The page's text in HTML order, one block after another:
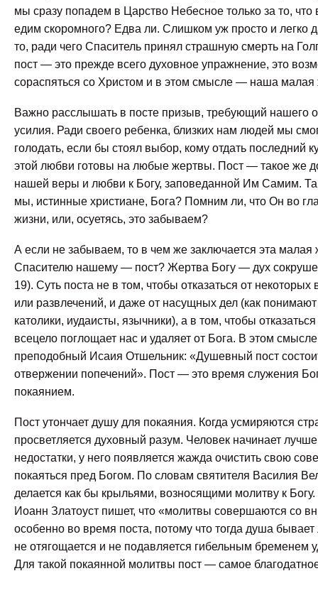
мы сразу попадем в Царство Небесное только за то,
едим скоромного? Едва ли. Слишком уж просто и легко
то, ради чего Спаситель принял страшную смерть на
пост — это прежде всего духовное упражнение, это
сораспяться со Христом и в этом смысле — наша малая
Важно расслышать в посте призыв, требующий нашего
усилия. Ради своего ребенка, близких нам людей мы
голодать, если бы стоял выбор, кому отдать последний
этой любви готовы на любые жертвы. Пост — такое же
нашей веры и любви к Богу, заповеданной Им Самим.
мы, истинные христиане, Бога? Помним ли, что Он во
жизни, или, осуетясь, это забываем?
А если не забываем, то в чем же заключается эта малая
Спасителю нашему — пост? Жертва Богу — дух
19). Суть поста не в том, чтобы отказаться от
или развлечений, и даже от насущных дел (как
католики, иудаисты, язычники), а в том, чтобы отказаться
всецело поглощает нас и удаляет от Бога. В этом
преподобный Исаия Отшельник: «Душевный пост
отвержении попечений». Пост — это время служения
покаянием.
Пост утончает душу для покаяния. Когда усмиряются
просветляется духовный разум. Человек начинает
недостатки, у него появляется жажда очистить свою
покаяться пред Богом. По словам святителя Василия
делается как бы крыльями, возносящими молитву к Богу.
Иоанн Златоуст пишет, что «молитвы совершаются со
особенно во время поста, потому что тогда душа бывает
не отягощается и не подавляется гибельным бременем
Для такой покаянной молитвы пост — самое